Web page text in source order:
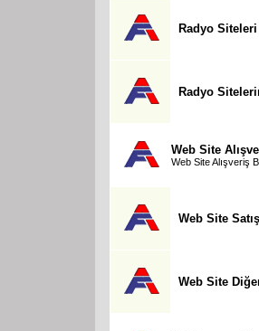
Radyo Siteleri
Radyo
Web Site
Web Site Alışveriş
Web Site
Web Site